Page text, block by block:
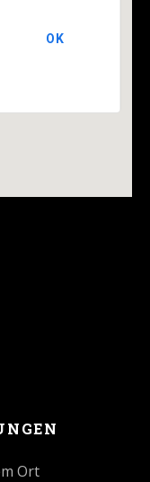
OK
Ort